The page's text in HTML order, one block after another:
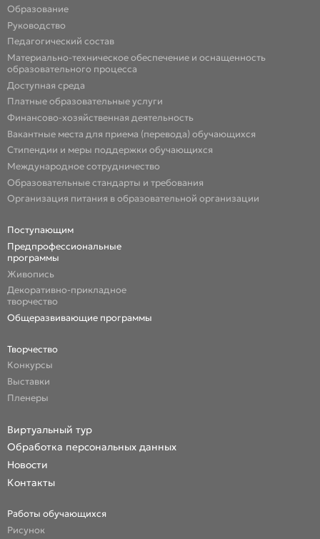
Образование
Руководство
Педагогический состав
Материально-техническое обеспечение и оснащенность
образовательного процесса
Доступная среда
Платные образовательные услуги
Финансово-хозяйственная деятельность
Вакантные места для приема (перевода) обучающихся
Стипендии и меры поддержки обучающихся
Международное сотрудничество
Образовательные стандарты и требования
Организация питания в образовательной организации
Поступающим
Предпрофессиональные
программы
Живопись
Декоративно-прикладное
творчество
Общеразвивающие программы
Творчество
Конкурсы
Выставки
Пленеры
Виртуальный тур
Обработка персональных данных
Новости
Контакты
Работы обучающихся
Рисунок